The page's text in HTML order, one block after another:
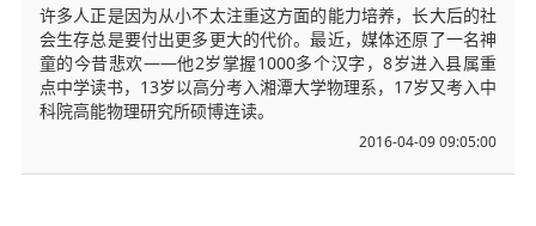
许多人正是因为从小不太注重这方面的能力培养，长大后的社
会生存总是要付出更多更大的代价。最近，媒体还原了一名神
童的今昔悲欢——他2岁掌握1000多个汉字，8岁进入县属重
点中学读书，13岁以高分考入湘潭大学物理系，17岁又考入中
科院高能物理研究所硕博连读。
2016-04-09 09:05:00